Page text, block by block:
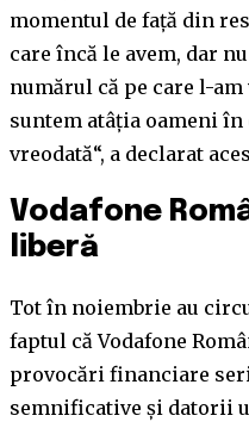
momentul de față din
care încă le avem, dar
numărul că pe care l-
suntem atâția oameni
vreodată“, a declarat
Vodafone
liberă
Tot în noiembrie au
faptul că Vodafone
provocări financiare
semnificative și datorii